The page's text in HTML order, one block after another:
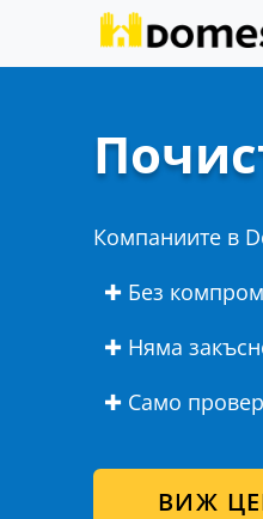
Компаниите в
✚ Без
✚ Няма
✚ Само
ВИЖ